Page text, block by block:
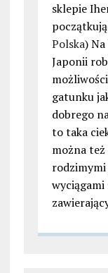
sklepie
Polska)
Japonii
gatunku
dobrego
to taka
można też